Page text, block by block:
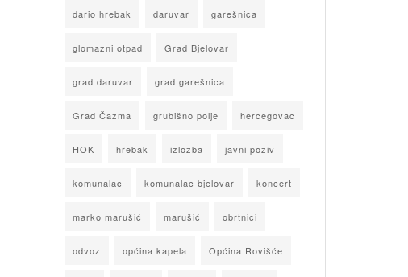
dario hrebak daruvar garešnica
glomazni otpad Grad Bjelovar
grad daruvar grad garešnica
Grad Čazma grubišno polje hercegovac
HOK hrebak izložba javni poziv
komunalac komunalac bjelovar koncert
marko marušić marušić obrtnici
odvoz općina kapela Općina Rovišće